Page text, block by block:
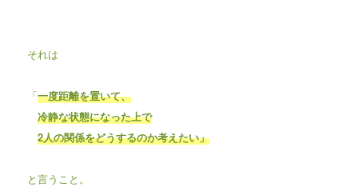
それは
「一度距離を置いて、
冷静な状態になった上で
2人の関係をどうするのか考えたい」
と言うこと。